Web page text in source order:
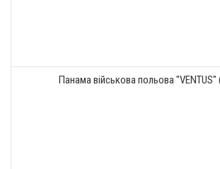
Панама військова польова "VENTUS"